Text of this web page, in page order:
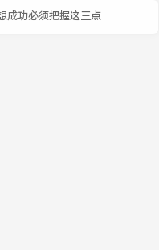
成功必须把握这三点